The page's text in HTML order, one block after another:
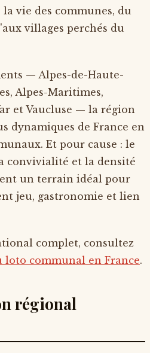
la vie des communes, du
villages perchés du
— Alpes-de-Haute-
Alpes-Maritimes,
et Vaucluse — la région
dynamiques de France en
Et pour cause : le
convivialité et la densité
un terrain idéal pour
jeu, gastronomie et lien
complet, consultez
loto communal en France.
régional